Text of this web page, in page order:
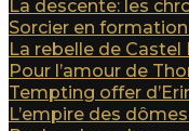
La descente: les
Sorcier en formation
La rebelle de Castel
Pour l’amour de
Tempting offer
L’empire des